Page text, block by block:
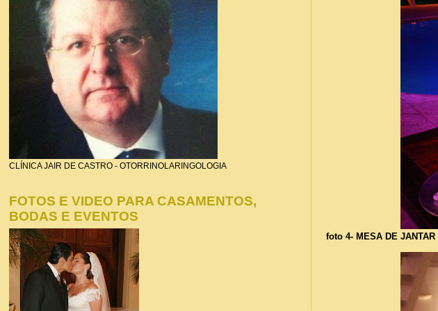
foto 4- MESA DE
CLÍNICA JAIR DE CASTRO - OTORRINOLARINGOLOGIA
FOTOS E VIDEO PARA CASAMENTOS,
BODAS E EVENTOS